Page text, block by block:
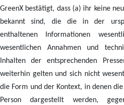
GreenX bestätigt, dass (a) ihr keine
bekannt sind, die die in der
enthaltenen Informationen
wesentlichen Annahmen und
Inhalten der entsprechenden
weiterhin gelten und sich nicht
die Form und der Kontext, in denen
Person dargestellt werden,